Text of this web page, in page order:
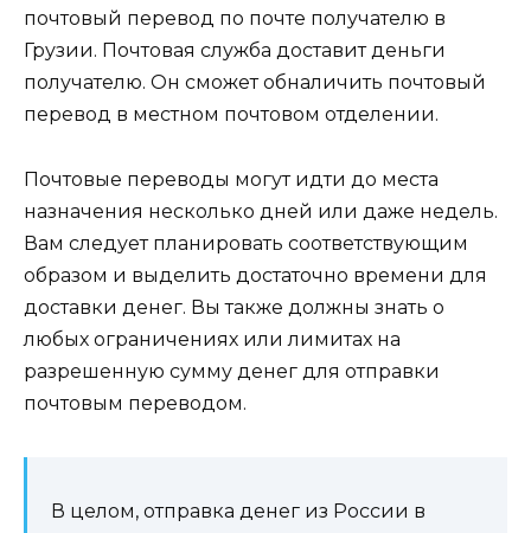
почтовый перевод по почте получателю в
Грузии. Почтовая служба доставит деньги
получателю. Он сможет обналичить почтовый
перевод в местном почтовом отделении.
Почтовые переводы могут идти до места
назначения несколько дней или даже недель.
Вам следует планировать соответствующим
образом и выделить достаточно времени для
доставки денег. Вы также должны знать о
любых ограничениях или лимитах на
разрешенную сумму денег для отправки
почтовым переводом.
В целом, отправка денег из России в